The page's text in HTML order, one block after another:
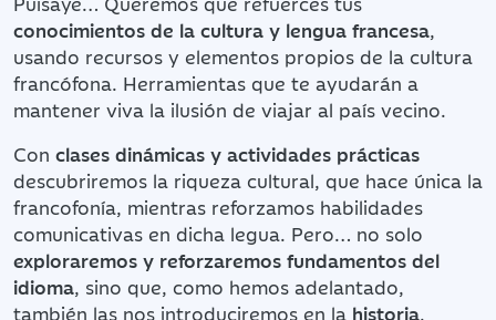
conocimientos de la cultura y lengua francesa,
usando recursos y elementos propios de la cultura
francófona. Herramientas que te ayudarán a
mantener viva la ilusión de viajar al país vecino.
Con clases dinámicas y actividades prácticas
descubriremos la riqueza cultural, que hace única la
francofonía, mientras reforzamos habilidades
comunicativas en dicha legua. Pero… no solo
exploraremos y reforzaremos fundamentos del
idioma, sino que, como hemos adelantado,
también las nos introduciremos en la historia,